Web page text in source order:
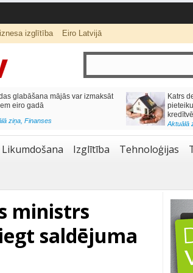
izglītība Eiro Latvijā
Katrs desmitais mājokļa kredīta
pieteikums tiek noraidīts negatīvas
Aktuālā ziņa
Likumdošana Izglītība Tehnoloģijas
ministrs
saldējuma